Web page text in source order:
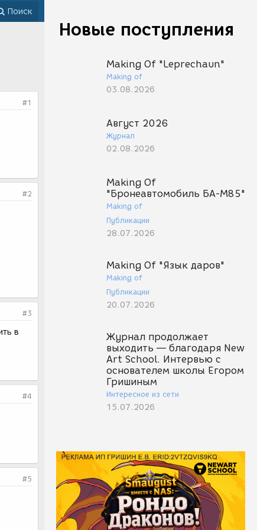
Новые поступления
Making Of "Leprechaun"
Making of
03.08.2026
Август 2026
Журнал
02.08.2026
Making Of
"Бронеавтомобиль БА-М85"
Making of
Публикации
28.07.2026
Making Of "Язык даров"
Making of
Публикации
20.07.2026
Журнал продолжает
выходить — благодаря New
Art School. Интервью с
основателем школы Егором
Гришиным
Интересное из сети
15.07.2026
Поиск
#1
#2
#3
в
#4
#5